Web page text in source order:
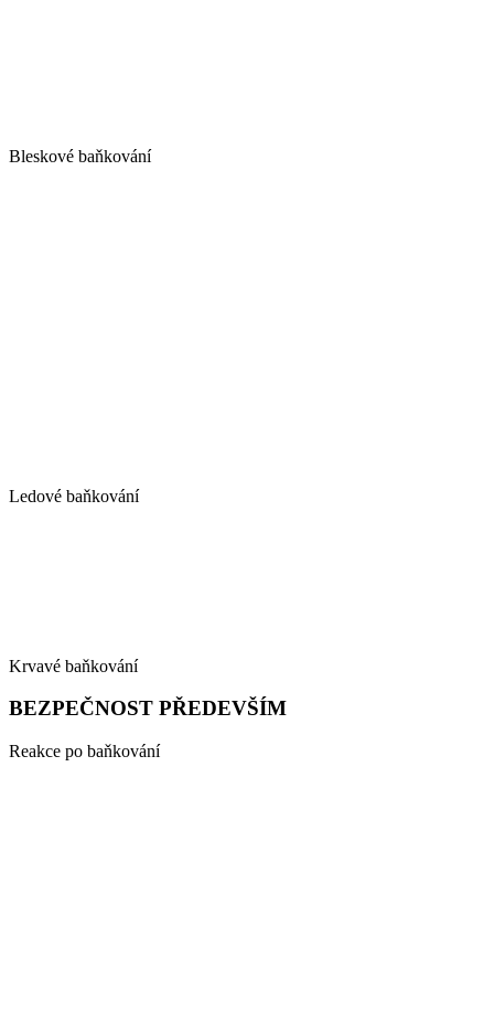
Bleskové baňkování
Ledové baňkování
Krvavé baňkování
BEZPEČNOST PŘEDEVŠÍM
Reakce po baňkování